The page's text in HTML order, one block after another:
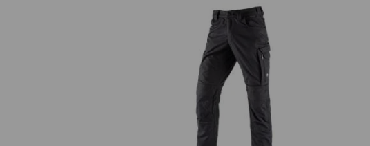
Pantaloni e.s.concrete light